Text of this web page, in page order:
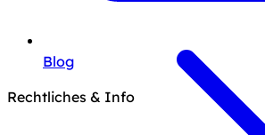
Blog
Rechtliches & Info